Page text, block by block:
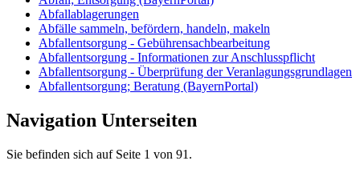
Abfallablagerungen
Abfälle sammeln, befördern, handeln, makeln
Abfallentsorgung - Gebührensachbearbeitung
Abfallentsorgung - Informationen zur Anschlusspflicht
Abfallentsorgung - Überprüfung der Veranlagungsgrundlagen
Abfallentsorgung; Beratung (BayernPortal)
Navigation Unterseiten
Sie befinden sich auf Seite 1 von 91.